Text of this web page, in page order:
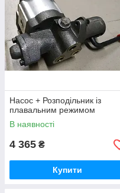
Насос + Розподільник із
плавальним режимом
В наявності
4 365 ₴
Купити